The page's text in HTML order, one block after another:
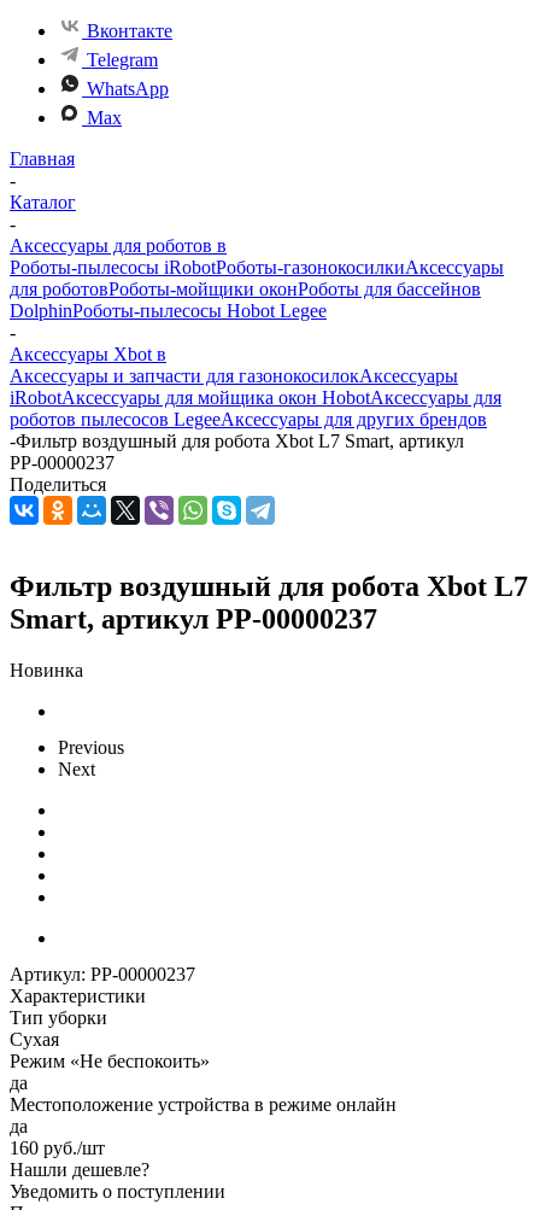
Вконтакте
Telegram
WhatsApp
Max
Главная
-
Каталог
-
Аксессуары для роботов в
Роботы-пылесосы iRobotРоботы-газонокосилкиАксессуары
для роботовРоботы-мойщики оконРоботы для бассейнов
DolphinРоботы-пылесосы Hobot Legee
-
Аксессуары Xbot в
Аксессуары и запчасти для газонокосилокАксессуары
iRobotАксессуары для мойщика окон HobotАксессуары для
роботов пылесосов LegeeАксессуары для других брендов
-Фильтр воздушный для робота Xbot L7 Smart, артикул
РР-00000237
Поделиться
Фильтр воздушный для робота Xbot L7
Smart, артикул РР-00000237
Новинка
Previous
Next
Артикул: РР-00000237
Характеристики
Тип уборки
Сухая
Режим «Не беспокоить»
да
Местоположение устройства в режиме онлайн
да
160 руб./шт
Нашли дешевле?
Уведомить о поступлении